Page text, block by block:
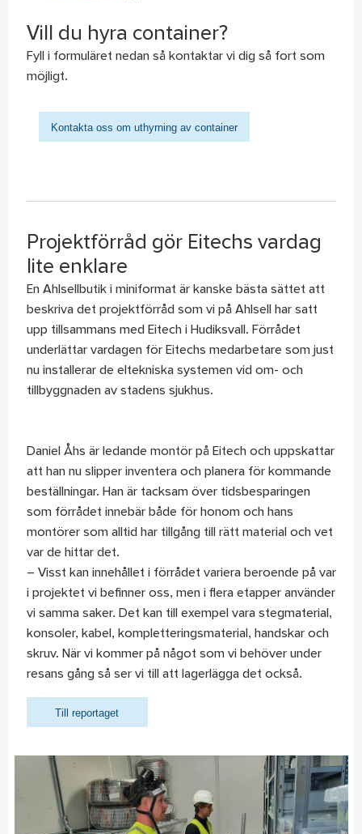
Vill du hyra container?
Fyll i formuläret nedan så kontaktar vi dig så fort som
möjligt.
Kontakta oss om uthyrning av container
Projektförråd gör Eitechs vardag
lite enklare
En Ahlsellbutik i miniformat är kanske bästa sättet att
beskriva det projektförråd som vi på Ahlsell har satt
upp tillsammans med Eitech i Hudiksvall. Förrådet
underlättar vardagen för Eitechs medarbetare som just
nu installerar de eltekniska systemen vid om- och
tillbyggnaden av stadens sjukhus.
Daniel Åhs är ledande montör på Eitech och uppskattar
att han nu slipper inventera och planera för kommande
beställningar. Han är tacksam över tidsbesparingen
som förrådet innebär både för honom och hans
montörer som alltid har tillgång till rätt material och vet
var de hittar det.
– Visst kan innehållet i förrådet variera beroende på var
i projektet vi befinner oss, men i flera etapper använder
vi samma saker. Det kan till exempel vara stegmaterial,
konsoler, kabel, kompletteringsmaterial, handskar och
skruv. När vi kommer på något som vi behöver under
resans gång så ser vi till att lagerlägga det också.
Till reportaget